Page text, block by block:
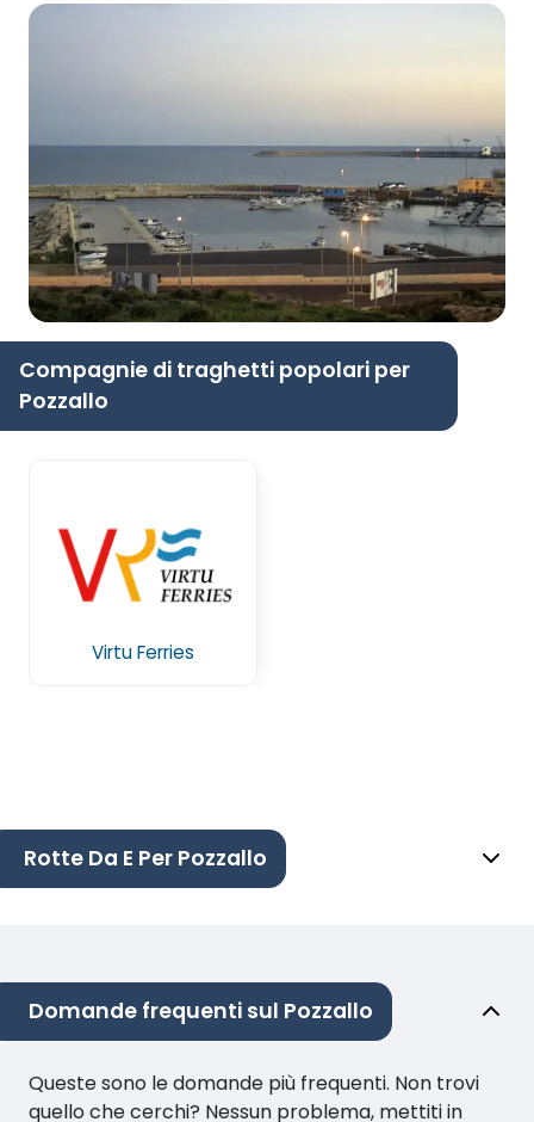
Compagnie di traghetti popolari per
Pozzallo
Virtu Ferries
Rotte Da E Per Pozzallo
Domande frequenti sul Pozzallo
Queste sono le domande più frequenti. Non trovi
quello che cerchi? Nessun problema, mettiti in